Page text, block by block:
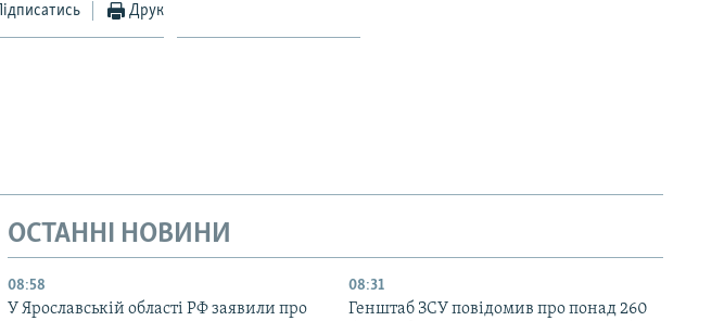
Підписатись Друк
ОСТАННІ НОВИНИ
08:58
У Ярославській області РФ заявили про
08:31
Генштаб ЗСУ повідомив про понад 260